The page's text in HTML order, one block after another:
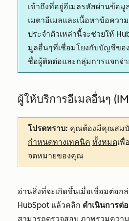
เข้าถึงที่อยู่อีเมลรหัสผ่านข้อมู
เมตาอีเมลและเนื้อหาข้อคว
ประจำตัวเหล่านี้จะช่วยให้
มูลอื่นๆที่เชื่อมโยงกับบัญชีข
ชื่อผู้ติดต่อและกลุ่มการแจกจ่า
ผู้ให้บริการอีเมลอื่นๆ
โปรดทราบ: คุณต้องมีคุณสมบั
กำหนดทางเทคนิค ทั้งหมดเพื่
จดหมายของคุณ
อ่านสิ่งที่จะเกิดขึ้นเมื่อเชื่อมต่อก
HubSpot แล้วคลิก ดำเนินการต่อ
สามารถตรวจสอบ ภาพรวมควา